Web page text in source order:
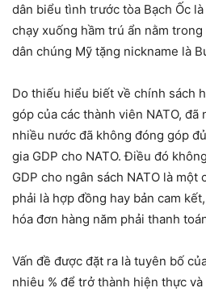
dân biểu tình trước tòa Bạch Ốc
chạy xuống hầm trú ẩn nằm
dân chúng Mỹ tặng nickname là
Do thiếu hiểu biết về chính sách
góp của các thành viên NATO,
nhiều nước đã không đóng góp
gia GDP cho NATO. Điều đó
GDP cho ngân sách NATO là
phải là hợp đồng hay bản cam
hóa đơn hàng năm phải thanh
Vấn đề được đặt ra là tuyên bố
nhiêu % để trở thành hiện thực